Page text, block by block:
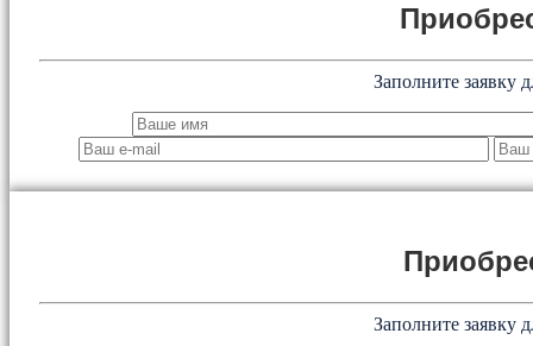
Заполните заявку
Заполните заявку